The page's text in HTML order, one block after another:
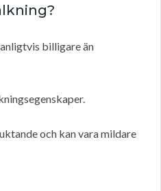
billigare än
och kan vara mildare